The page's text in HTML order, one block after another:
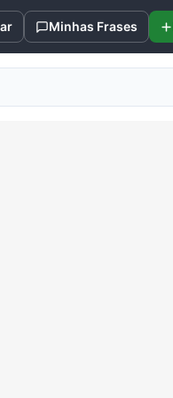
Minhas Frases